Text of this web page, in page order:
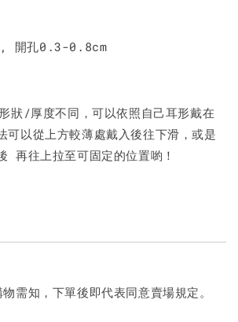
開孔0.3-0.8cm
狀/厚度不同，可以依照自己耳形戴在
可以從上方較薄處戴入後往下滑，或是
再往上拉至可固定的位置喲！
需知，下單後即代表同意賣場規定。